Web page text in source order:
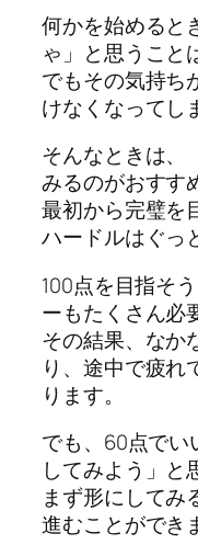
何かを始めると
ゃ」と思うこと
でもその気持ち
けなくなってし
そんなときは、
みるのがおすす
最初から完璧を
ハードルはぐっ
100点を目指そ
ーもたくさん必
その結果、なか
り、途中で疲れ
ります。
でも、60点でい
してみよう」と
まず形にしてみ
進むことができ